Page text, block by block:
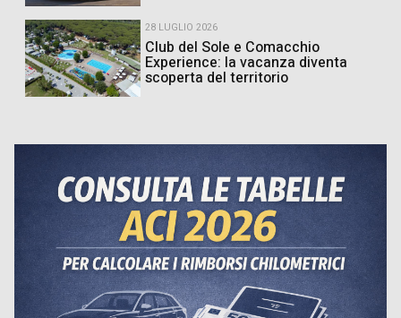
28 LUGLIO 2026
Club del Sole e Comacchio
Experience: la vacanza diventa
scoperta del territorio